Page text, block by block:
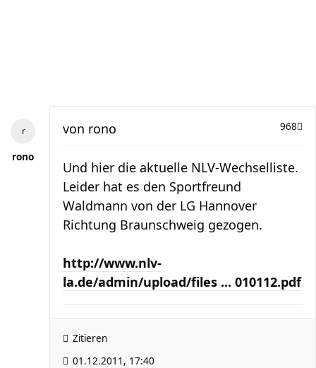
rono
968
von rono
Und hier die aktuelle NLV-Wechselliste.
Leider hat es den Sportfreund
Waldmann von der LG Hannover
Richtung Braunschweig gezogen.
http://www.nlv-
la.de/admin/upload/files ... 010112.pdf
Zitieren
01.12.2011, 17:40